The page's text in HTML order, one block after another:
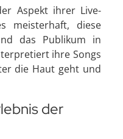
Aspekt ihrer Live-
meisterhaft, diese
das Publikum in
ihre Songs
die Haut geht und
der